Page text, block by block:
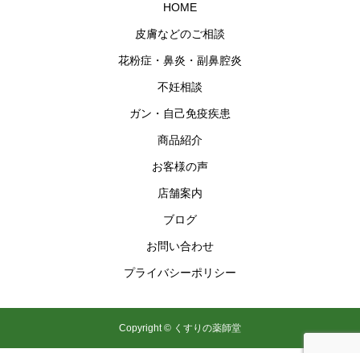
HOME
皮膚などのご相談
花粉症・鼻炎・副鼻腔炎
不妊相談
ガン・自己免疫疾患
商品紹介
お客様の声
店舗案内
ブログ
お問い合わせ
プライバシーポリシー
Copyright © くすりの薬師堂